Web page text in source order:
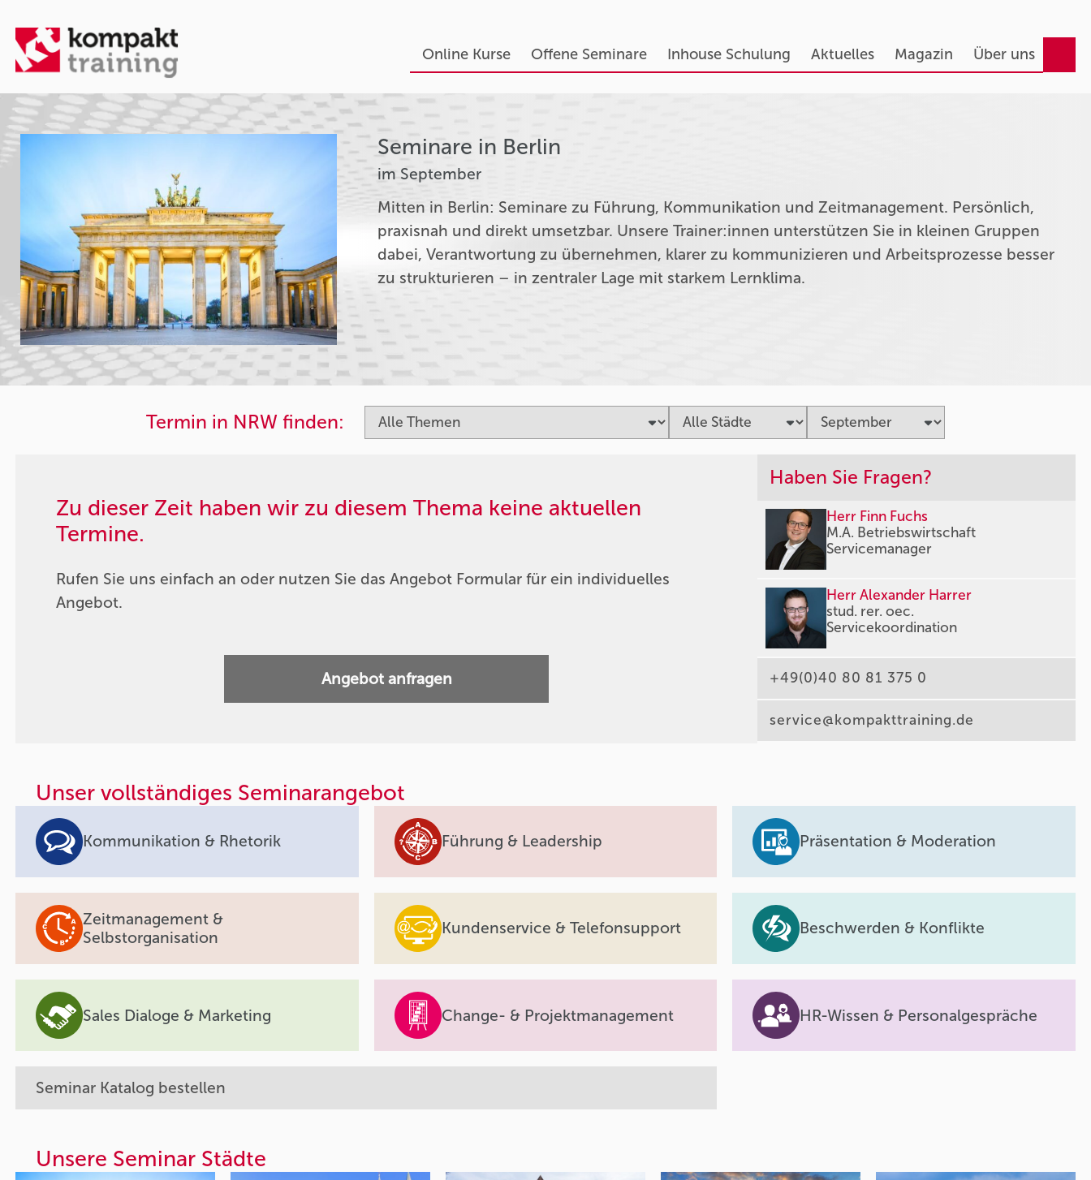
Online Kurse Offene Seminare Inhouse Schulung Aktuelles Magazin Über uns
Seminare in Berlin
im September
Mitten in Berlin: Seminare zu Führung, Kommunikation und Zeitmanagement. Persönlich,
praxisnah und direkt umsetzbar. Unsere Trainer:innen unterstützen Sie in kleinen Gruppen
dabei, Verantwortung zu übernehmen, klarer zu kommunizieren und Arbeitsprozesse besser
zu strukturieren – in zentraler Lage mit starkem Lernklima.
Termin in NRW finden:
Zu dieser Zeit haben wir zu diesem Thema keine aktuellen
Termine.
Rufen Sie uns einfach an oder nutzen Sie das Angebot Formular für ein individuelles
Angebot.
Angebot anfragen
Haben Sie Fragen?
Herr Finn Fuchs
M.A. Betriebswirtschaft
Servicemanager
Herr Alexander Harrer
stud. rer. oec.
Servicekoordination
+49(0)40 80 81 375 0
service@kompakttraining.de
Unser vollständiges Seminarangebot
Kommunikation & Rhetorik Führung & Leadership Präsentation & Moderation
Zeitmanagement &
Selbstorganisation
Kundenservice & Telefonsupport Beschwerden & Konflikte
Sales Dialoge & Marketing Change- & Projektmanagement HR-Wissen & Personalgespräche
Seminar Katalog bestellen
Unsere Seminar Städte